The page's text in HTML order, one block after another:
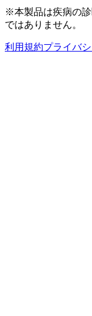
※本製品は疾病の
ではありません。
利用規約プライバ